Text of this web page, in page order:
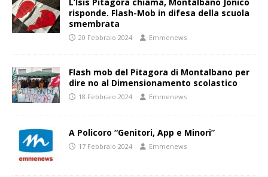
risponde. Flash-Mob in difesa della scuola
smembrata
20 Febbraio 2024 Emmenews
Flash mob del Pitagora di Montalbano per
dire no al Dimensionamento scolastico
18 Febbraio 2024 Emmenews
A Policoro “Genitori, App e Minori”
17 Febbraio 2024 Emmenews